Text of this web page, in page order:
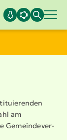
am
Gemein­de­ver­